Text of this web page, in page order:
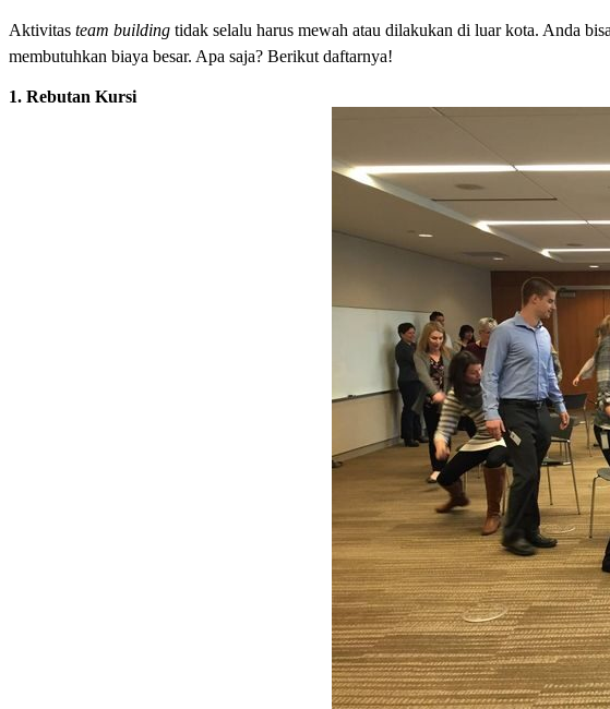
Aktivitas team building tidak selalu harus mewah atau dilakukan di luar kota. Anda
membutuhkan biaya besar. Apa saja? Berikut daftarnya!
1. Rebutan Kursi